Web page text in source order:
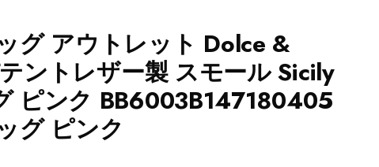
グ アウトレット Dolce &
ントレザー製 スモール Sicily
ピンク BB6003B147180405
グ ピンク